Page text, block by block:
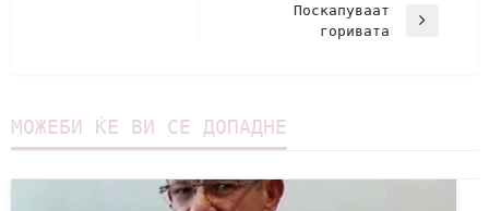
Поскапуваат
горивата
МОЖЕБИ ЌЕ ВИ СЕ ДОПАДНЕ